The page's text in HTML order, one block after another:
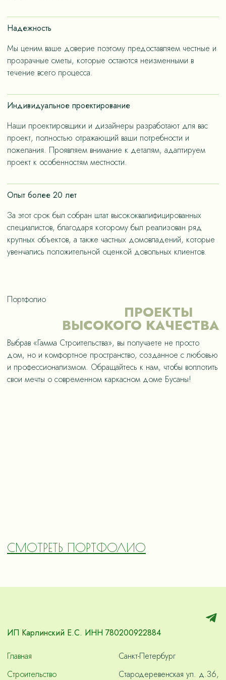
счет дизайнерских решений, ориентированных на
«медленную моду».
Надежность
Мы ценим ваше доверие поэтому предоставляем честные и
прозрачные сметы, которые остаются неизменными в
течение всего процесса.
Индивидуальное проектирование
Наши проектировщики и дизайнеры разработают для вас
проект, полностью отражающий ваши потребности и
пожелания. Проявляем внимание к деталям, адаптируем
проект к особенностям местности.
Опыт более 20 лет
За этот срок был собран штат высококвалифицированных
специалистов, благодаря которому был реализован ряд
крупных объектов, а также частных домовладений, которые
увенчались положительной оценкой довольных клиентов.
Портфолио
ПРОЕКТЫ
ВЫСОКОГО КАЧЕСТВА
Выбрав «Гамма Строительства», вы получаете не просто
дом, но и комфортное пространство, созданное с любовью
и профессионализмом. Обращайтесь к нам, чтобы воплотить
свои мечты о современном каркасном доме Бусаны!
СМОТРЕТЬ ПОРТФОЛИО
ИП Карлинский Е.С. ИНН 780200922884
Главная
Строительство
Санкт-Петербург
Стародеревенская ул. д.36,